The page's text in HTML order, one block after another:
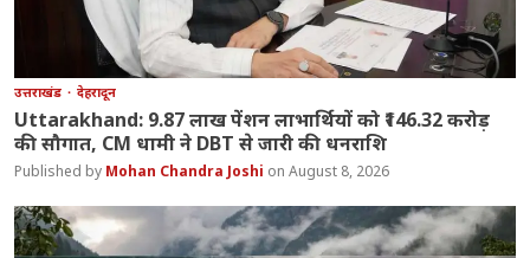
उत्तराखंड देहरादून
Uttarakhand: 9.87 लाख पेंशन लाभार्थियों को ₹146.32 करोड़
की सौगात, CM धामी ने DBT से जारी की धनराशि
Mohan Chandra Joshi August 8, 2026